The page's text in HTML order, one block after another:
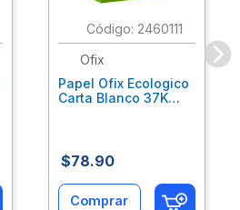
: 2460111
Ofix
Papel Ofix Ecologico
Carta Blanco 37K
$78.90
Comprar